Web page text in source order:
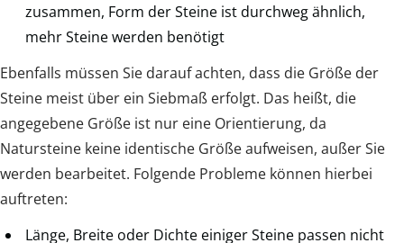
zusammen, Form der Steine ist durchweg ähnlich,
mehr Steine werden benötigt
Ebenfalls müssen Sie darauf achten, dass die Größe der
Steine meist über ein Siebmaß erfolgt. Das heißt, die
angegebene Größe ist nur eine Orientierung, da
Natursteine keine identische Größe aufweisen, außer Sie
werden bearbeitet. Folgende Probleme können hierbei
auftreten:
Länge, Breite oder Dichte einiger Steine passen nicht